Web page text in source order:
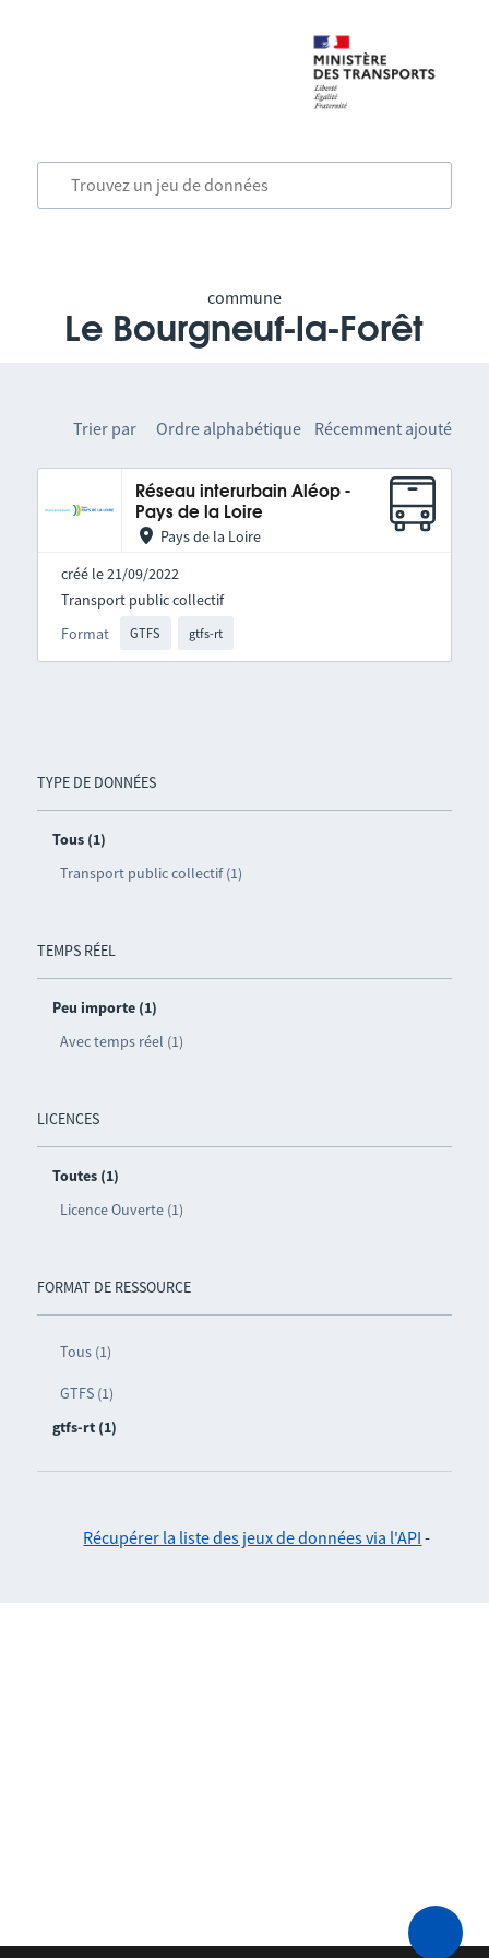
commune
Le Bourgneuf-la-Forêt
TYPE DE DONNÉES
Tous (1)
Transport public collectif (1)
TEMPS RÉEL
Peu importe (1)
Avec temps réel (1)
LICENCES
Toutes (1)
Licence Ouverte (1)
FORMAT DE RESSOURCE
Tous (1)
GTFS (1)
gtfs-rt (1)
Trier par Ordre alphabétique Récemment ajouté
Réseau interurbain Aléop -
Pays de la Loire
Pays de la Loire
créé le 21/09/2022
Format GTFS gtfs-rt
Transport public collectif
Récupérer la liste des jeux de données via l'API -